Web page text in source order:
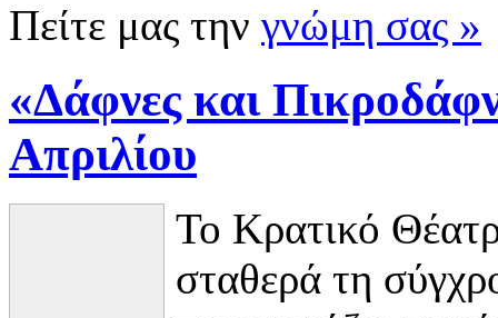
Πείτε μας την γνώμη σας »
«Δάφνες και
Απριλίου
Το Κρατικό
σταθερά τη